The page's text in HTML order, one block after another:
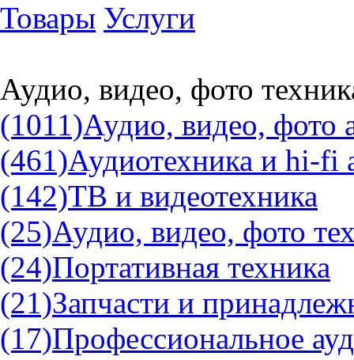
Товары Услуги
Аудио, видео, фото
(1011)Аудио, видео, фото
(461)Аудиотехника и hi-fi
(142)ТВ и видеотехника
(25)Аудио, видео, фото
(24)Портативная техника
(21)Запчасти и
(17)Профессиональное